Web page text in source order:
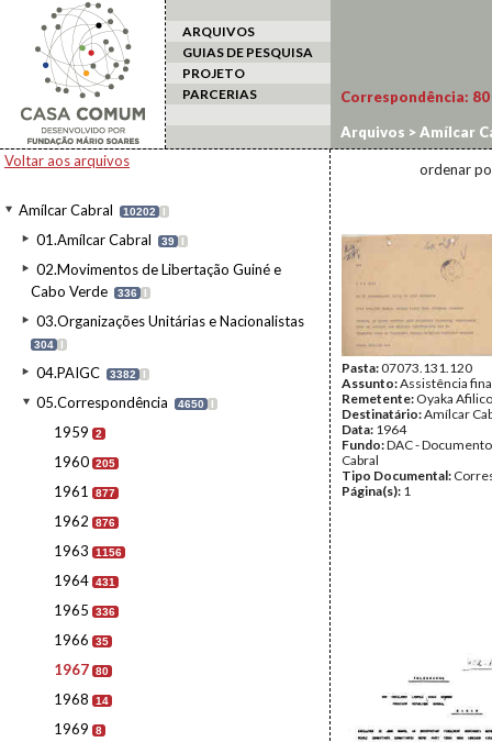
ARQUIVOS
GUIAS DE PESQUISA
PROJETO
PARCERIAS
Voltar aos arquivos
Amílcar Cabral 10202 I
01.Amílcar Cabral 39 I
02.Movimentos de Libertação Guiné e
Cabo Verde
336 I
03.Organizações Unitárias e Nacionalistas
304 I
04.PAIGC 3382 I
05.Correspondência 4650 I
1959 2
1960 205
1961 877
1962 876
1963 1156
1964 431
1965 336
1966 35
1967 80
1968 14
1969 8
Correspondência: 80
Arquivos >Amílcar
ordenar
Pasta:07073.131.120
Assunto:Assistência
Remetente: Oyaka Afilico
Destinatário:Amílcar
Data: 1964
Fundo:DAC -
Cabral
Tipo Documental:
Página(s): 1